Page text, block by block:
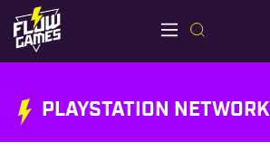
PLAYSTATION NETWORK